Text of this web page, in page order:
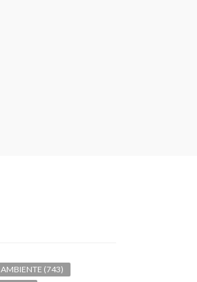
AMBIENTE (743)